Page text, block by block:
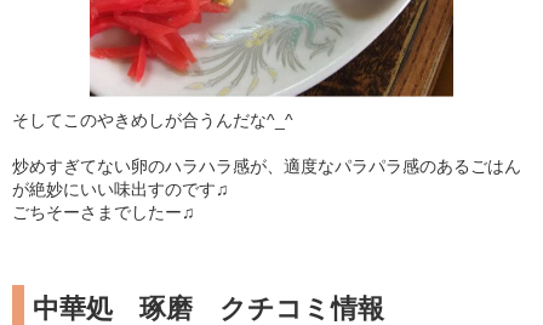
そしてこのやきめしが合うんだな^_^
炒めすぎてない卵のハラハラ感が、適度なパラパラ感のあるごはん
が絶妙にいい味出すのです♫
ごちそーさまでしたー♫
中華処 琢磨 クチコミ情報